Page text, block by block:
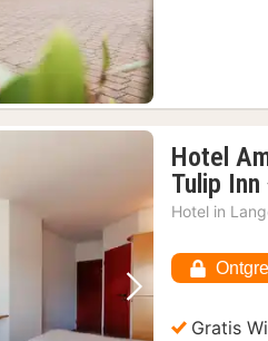
Volgende foto
Hotel
Tulip Inn
Hotel in
Gratis